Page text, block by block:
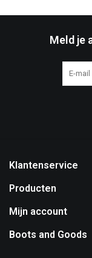
Meld je
Klantenservice
Producten
Mijn account
Boots and Goods